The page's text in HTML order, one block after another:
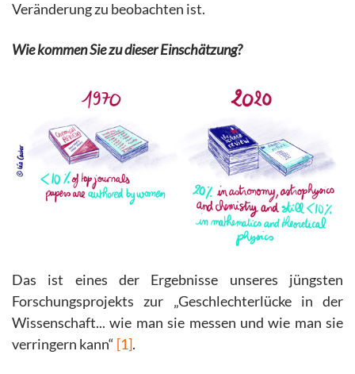
Veränderung zu beobachten ist.
Wie kommen Sie zu dieser Einschätzung?
Das ist eines der Ergebnisse unseres jüngsten
Forschungsprojekts zur „Geschlechterlücke in der
Wissenschaft... wie man sie messen und wie man sie
verringern kann“ [1].